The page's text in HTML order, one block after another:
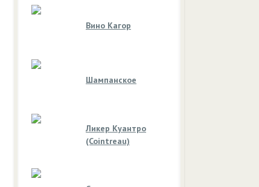
Вино Кагор
Шампанское
Ликер Куантро
(Cointreau)